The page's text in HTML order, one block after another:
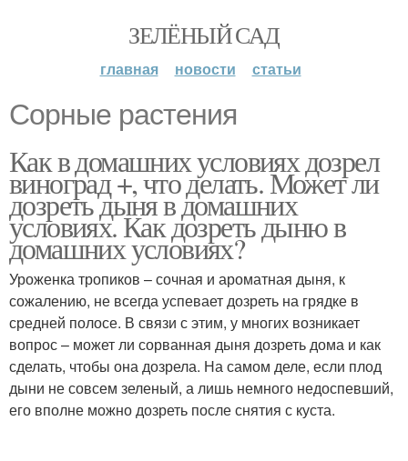
ЗЕЛЁНЫЙ САД
главная новости статьи
Сорные растения
Как в домашних условиях дозрел
виноград +, что делать. Может ли
дозреть дыня в домашних
условиях. Как дозреть дыню в
домашних условиях?
Уроженка тропиков – сочная и ароматная дыня, к
сожалению, не всегда успевает дозреть на грядке в
средней полосе. В связи с этим, у многих возникает
вопрос – может ли сорванная дыня дозреть дома и как
сделать, чтобы она дозрела. На самом деле, если плод
дыни не совсем зеленый, а лишь немного недоспевший,
его вполне можно дозреть после снятия с куста.